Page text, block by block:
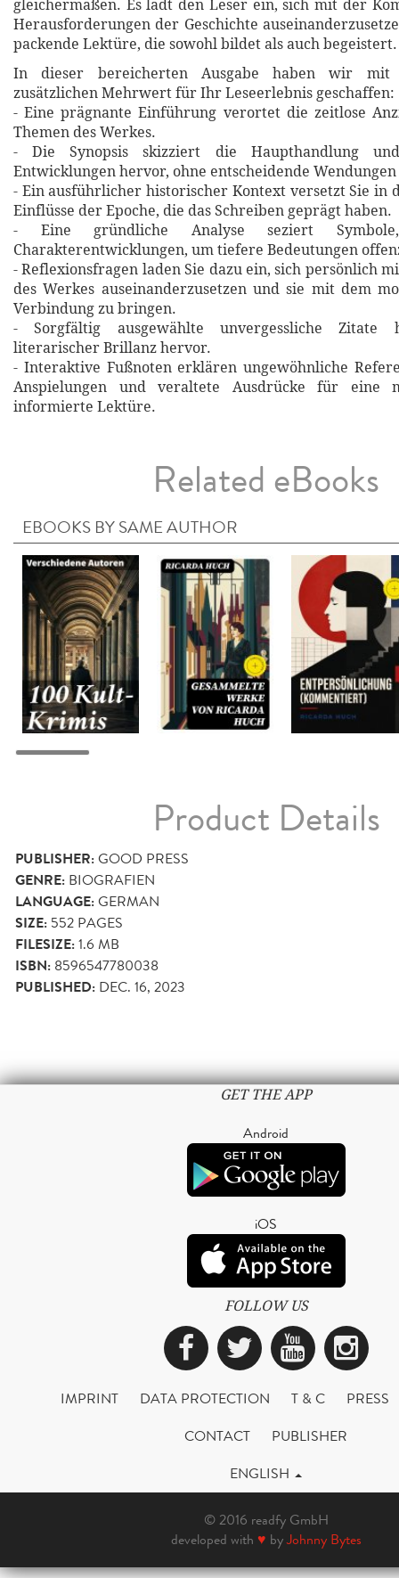
gleichermaßen. Es lädt den Leser ein, sich mit der
Herausforderungen der Geschichte
packende Lektüre, die sowohl bildet als auch begeistert.
In dieser bereicherten Ausgabe haben wir mit
zusätzlichen Mehrwert für Ihr Leseerlebnis geschaffen:
- Eine prägnante Einführung verortet die zeitlose
Themen des Werkes.
- Die Synopsis skizziert die Haupthandlung
Entwicklungen hervor, ohne entscheidende
- Ein ausführlicher historischer Kontext versetzt Sie in
Einflüsse der Epoche, die das Schreiben geprägt haben.
- Eine gründliche Analyse seziert
Charakterentwicklungen, um tiefere Bedeutungen
- Reflexionsfragen laden Sie dazu ein, sich persönlich
des Werkes auseinanderzusetzen und sie mit dem
Verbindung zu bringen.
- Sorgfältig ausgewählte unvergessliche Zitate
literarischer Brillanz hervor.
- Interaktive Fußnoten erklären ungewöhnliche
Anspielungen und veraltete Ausdrücke für eine
informierte Lektüre.
Related eBooks
EBOOKS BY SAME AUTHOR
Product Details
PUBLISHER:GOOD PRESS
GENRE: BIOGRAFIEN
LANGUAGE:GERMAN
SIZE: 552 PAGES
FILESIZE:1.6 MB
ISBN: 8596547780038
PUBLISHED: DEC. 16, 2023
GET THE APP
Android
iOS
FOLLOW US
Facebook
Twitter
IMPRINT DATA PROTECTION T & C
PRESS
CONTACT
PUBLISHER
ENGLISH
© 2016 readfy GmbH
developed with ♥ byJohnny Bytes